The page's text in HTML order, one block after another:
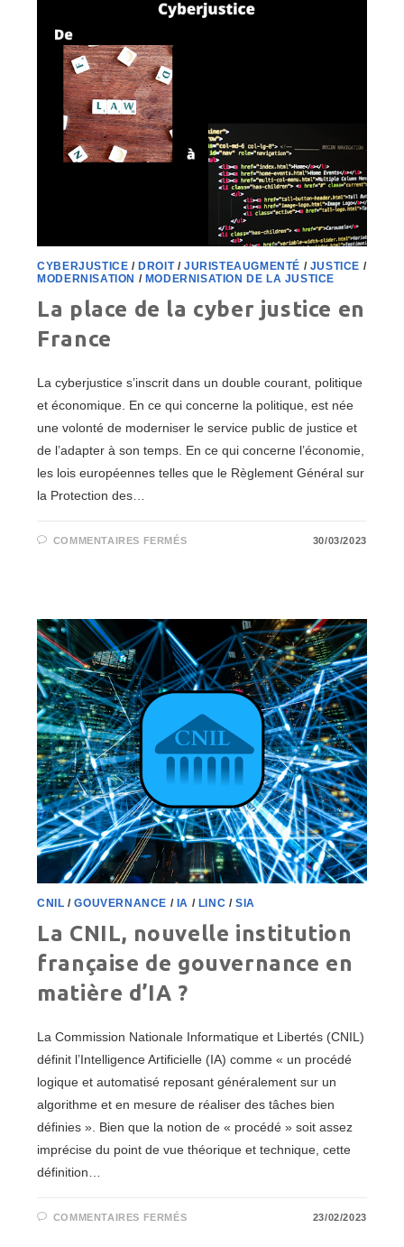
SOCIÉTÉ
CYBERJUSTICE /DROIT/JURISTEAUGMENTÉ / JUSTICE /
MODERNISATION / MODERNISATION DE LA JUSTICE
La place de la cyber justice en
France
La cyberjustice s’inscrit dans un double courant, politique
et économique. En ce qui concerne la politique, est née
une volonté de moderniser le service public de justice et
de l’adapter à son temps. En ce qui concerne l’économie,
les lois européennes telles que le Règlement Général sur
la Protection des…
COMMENTAIRES FERMÉSSUR
EN
FRANCE
30/03/2023
CNIL /GOUVERNANCE / IA / LINC /SIA
La CNIL, nouvelle institution
française de gouvernance en
matière d’IA ?
La Commission Nationale Informatique et Libertés (CNIL)
définit l’Intelligence Artificielle (IA) comme « un procédé
logique et automatisé reposant généralement sur un
algorithme et en mesure de réaliser des tâches bien
définies ». Bien que la notion de « procédé » soit assez
imprécise du point de vue théorique et technique, cette
définition…
COMMENTAIRES FERMÉSSUR
23/02/2023